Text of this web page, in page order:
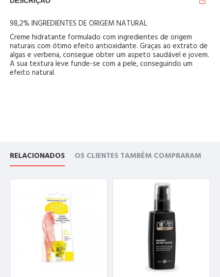
98,2% INGREDIENTES DE ORIGEM NATURAL
Creme hidratante formulado com ingredientes de origem
naturais com ótimo efeito antioxidante. Graças ao extrato de
algas e verbena, consegue obter um aspeto saudável e jovem.
A sua textura leve funde-se com a pele, conseguindo um
efeito natural.
RELACIONADOS OS CLIENTES TAMBÉM COMPRARAM